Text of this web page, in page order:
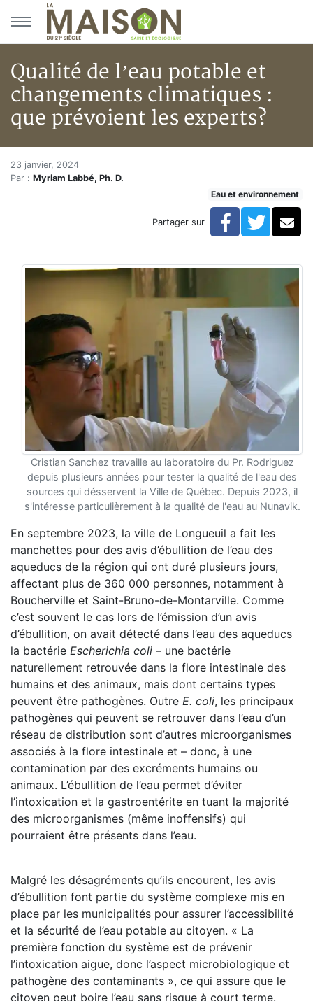
Aller au menu principal
Aller au contenu principal
Qualité de l’eau potable et
changements climatiques :
que prévoient les experts?
Accueil
Articles
Qualité de l’eau potable et changements
Qualité de l’eau potable et
23 janvier, 2024
Par : Myriam Labbé, Ph. D.
Eau et environnement
Partager sur Facebook
Cristian Sanchez travaille au laboratoire du Pr. Rodriguez
depuis plusieurs années pour tester la qualité de l'eau des
sources qui désservent la Ville de Québec. Depuis 2023, il
s'intéresse particulièrement à la qualité de l'eau au Nunavik.
En septembre 2023, la ville de Longueuil a fait les
manchettes pour des avis d’ébullition de l’eau des
aqueducs de la région qui ont duré plusieurs jours,
affectant plus de 360 000 personnes, notamment à
Boucherville et Saint-Bruno-de-Montarville. Comme
c’est souvent le cas lors de l’émission d’un avis
d’ébullition, on avait détecté dans l’eau des aqueducs
la bactérie Escherichia coli – une bactérie
naturellement retrouvée dans la flore intestinale des
humains et des animaux, mais dont certains types
peuvent être pathogènes. Outre E. coli, les principaux
pathogènes qui peuvent se retrouver dans l’eau d’un
réseau de distribution sont d’autres microorganismes
associés à la flore intestinale et – donc, à une
contamination par des excréments humains ou
animaux. L’ébullition de l’eau permet d’éviter
l’intoxication et la gastroentérite en tuant la majorité
des microorganismes (même inoffensifs) qui
pourraient être présents dans l’eau.
Malgré les désagréments qu’ils encourent, les avis
d’ébullition font partie du système complexe mis en
place par les municipalités pour assurer l’accessibilité
et la sécurité de l’eau potable au citoyen. « La
première fonction du système est de prévenir
l’intoxication aigue, donc l’aspect microbiologique et
pathogène des contaminants », ce qui assure que le
citoyen peut boire l’eau sans risque à court terme.